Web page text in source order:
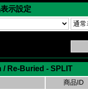
示設定
/ Re-Buried - SPLIT
商品ID